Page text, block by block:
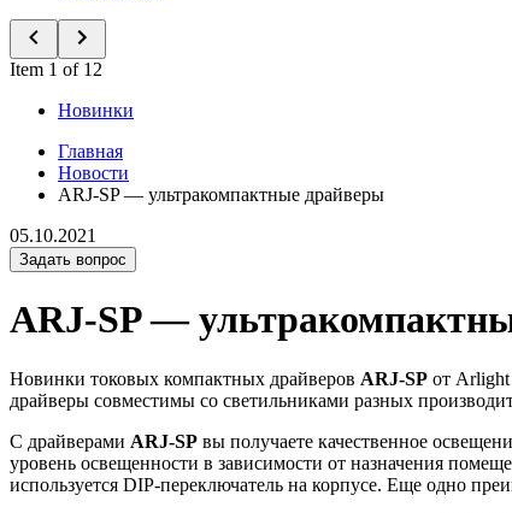
Item 1 of 12
Новинки
Главная
Новости
ARJ-SP — ультракомпактные драйверы
05.10.2021
Задать вопрос
ARJ-SP —
Новинки токовых компактных драйверов ARJ-SP от Arlight
драйверы совместимы со светильниками разных
С драйверами ARJ-SP вы получаете качественное
уровень освещенности в зависимости от назначения
используется DIP-переключатель на корпусе. Еще одно